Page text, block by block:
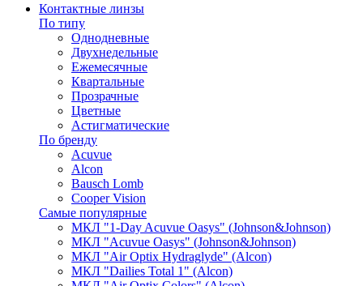
Контактные линзы
По типу
Однодневные
Двухнедельные
Ежемесячные
Квартальные
Прозрачные
Цветные
Астигматические
По бренду
Acuvue
Alcon
Bausch Lomb
Cooper Vision
Самые популярные
МКЛ "1-Day Acuvue Oasys" (Johnson&Johnson)
МКЛ "Acuvue Oasys" (Johnson&Johnson)
МКЛ "Air Optix Hydraglyde" (Alcon)
МКЛ "Dailies Total 1" (Alcon)